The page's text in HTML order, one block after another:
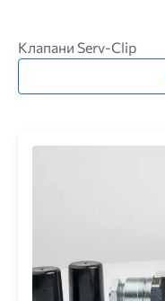
Клапани Serv-Clip